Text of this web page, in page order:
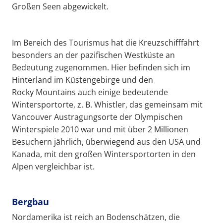
Großen Seen abgewickelt.
Im Bereich des Tourismus hat die Kreuzschifffahrt
besonders an der pazifischen Westküste an
Bedeutung zugenommen. Hier befinden sich im
Hinterland im Küstengebirge und den
Rocky Mountains auch einige bedeutende
Wintersportorte, z. B. Whistler, das gemeinsam mit
Vancouver Austragungsorte der Olympischen
Winterspiele 2010 war und mit über 2 Millionen
Besuchern jährlich, überwiegend aus den USA und
Kanada, mit den großen Wintersportorten in den
Alpen vergleichbar ist.
Bergbau
Nordamerika ist reich an Bodenschätzen, die